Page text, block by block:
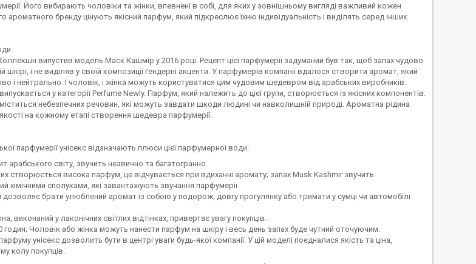
Його вибирають чоловіки та жінки, впевнені в собі, для яких у зовнішньому вигляді важливий кожен
ароматного бренду цінують якісний парфум, який підкреслює їхню індивідуальність і виділять серед інших
випустив модель Маск Кашмір у 2016 році. Рецепт цієї парфумерії задуманий був так, щоб запах чудово
шкірі, і не виділяв у своїй композиції ґендерні акценти. У парфумерів компанії вдалося створити аромат, який
і нейтрально. І чоловік, і жінка можуть користуватися цим чудовим шедевром від арабських виробників.
у категорії Perfume Newly. Парфум, який належить до цієї групи, створюється із якісних компонентів.
міститься небезпечних речовин, які можуть завдати шкоди людині чи навколишній природі. Ароматна рідина
на кожному етапі створення шедевра парфумерії.
парфумерії унісекс відзначають плюси цієї парфумерної води:
арабського світу, звучить незвично та багатогранно.
створюється висока парфум, це відчувається при вдиханні аромату; запах Musk Kashmir звучить
хімічними сполуками, які завантажують звучання парфумерії.
дозволяє брати улюблений аромат із собою у подорож, довгу прогулянку або тримати у сумці чи автомобілі
виконаний у лаконічних світлих відтінках, привертає увагу покупців.
годин; Чоловік або жінка можуть нанести парфум на шкіру і весь день запах буде чутний оточуючим.
унісекс дозволить бути в центрі уваги будь-якої компанії. У цій моделі поєдналися якість та ціна,
колу покупців.